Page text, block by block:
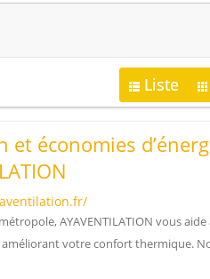
Liste
et économies
AYAVENTILATION vous
améliorant votre confort thermique.